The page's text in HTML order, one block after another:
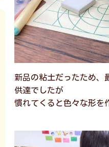
新品の粘土だったため、
供達でしたが
慣れてくると色々な形を